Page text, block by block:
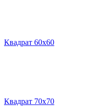
Квадрат 60х60
Квадрат 70х70